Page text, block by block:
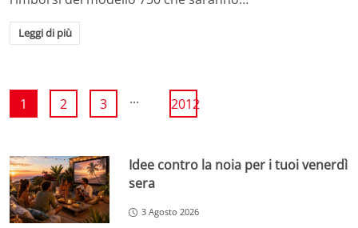
Leggi di più
1 2 3 ... 2012
Idee contro la noia per i tuoi venerdì
sera
3 Agosto 2026